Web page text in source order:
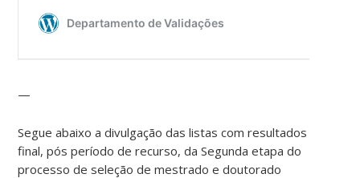
—
Segue abaixo a divulgação das listas com resultados
final, pós período de recurso, da Segunda etapa do
processo de seleção de mestrado e doutorado